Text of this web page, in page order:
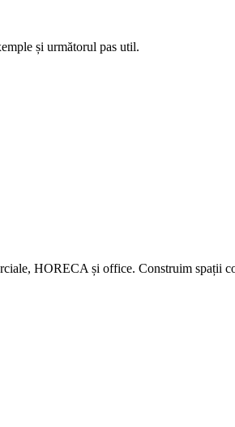
și următorul pas util.
HORECA și office. Construim spații